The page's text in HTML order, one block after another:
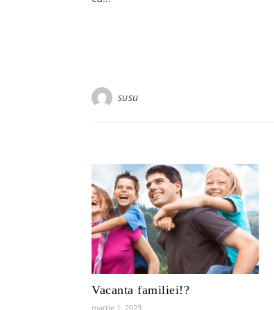
susu
Vacanta familiei!?
martie 1, 2023